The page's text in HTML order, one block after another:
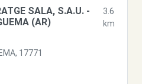
SALA, S.A.U. -
(AR)
3.6
km
17771